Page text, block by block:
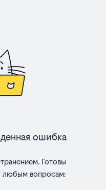
ошибка
Готовы
любым вопросам: